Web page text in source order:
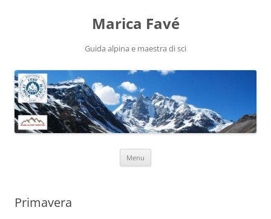
Marica Favé
Guida alpina e maestra di sci
Menu
Primavera